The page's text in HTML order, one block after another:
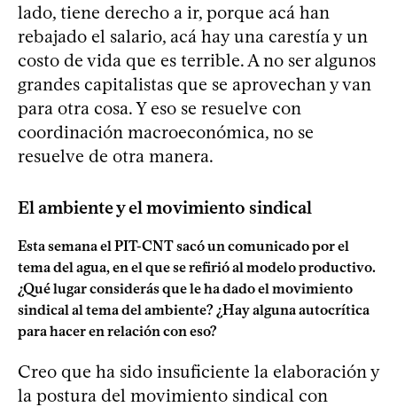
lado, tiene derecho a ir, porque acá han
rebajado el salario, acá hay una carestía y un
costo de vida que es terrible. A no ser algunos
grandes capitalistas que se aprovechan y van
para otra cosa. Y eso se resuelve con
coordinación macroeconómica, no se
resuelve de otra manera.
El ambiente y el movimiento sindical
Esta semana el PIT-CNT sacó un comunicado por el
tema del agua, en el que se refirió al modelo productivo.
¿Qué lugar considerás que le ha dado el movimiento
sindical al tema del ambiente? ¿Hay alguna autocrítica
para hacer en relación con eso?
Creo que ha sido insuficiente la elaboración y
la postura del movimiento sindical con